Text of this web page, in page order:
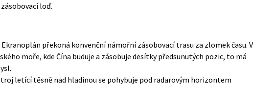
loď.
Ekranoplán překoná konvenční námořní zásobovací trasu za zlomek času. V
moře, kde Čína buduje a zásobuje desítky předsunutých pozic, to má
letící těsně nad hladinou se pohybuje pod radarovým horizontem